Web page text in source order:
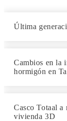
Última
Cambios en la
hormigón en
Casco Totaal a
vivienda 3D